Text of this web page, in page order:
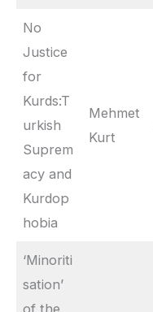
No
Justice
for
Kurds:T
urkish
Suprem
acy and
Kurdop
hobia
Mehmet
Kurt
‘Minoriti
sation’